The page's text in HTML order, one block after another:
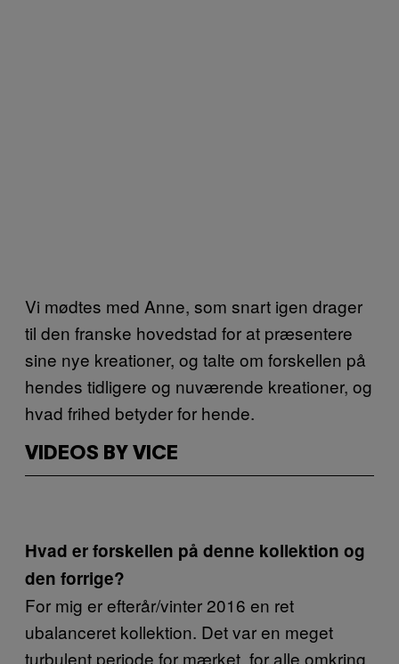
Vi mødtes med Anne, som snart igen drager
til den franske hovedstad for at præsentere
sine nye kreationer, og talte om forskellen på
hendes tidligere og nuværende kreationer, og
hvad frihed betyder for hende.
VIDEOS BY VICE
Hvad er forskellen på denne kollektion og
den forrige?
For mig er efterår/vinter 2016 en ret
ubalanceret kollektion. Det var en meget
turbulent periode for mærket, for alle omkring